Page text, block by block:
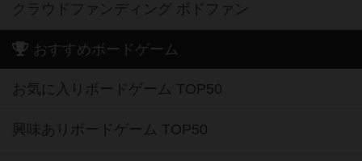
クラウドファンディング ボドファン
おすすめボードゲーム
お気に入りボードゲーム TOP50
興味ありボードゲーム TOP50